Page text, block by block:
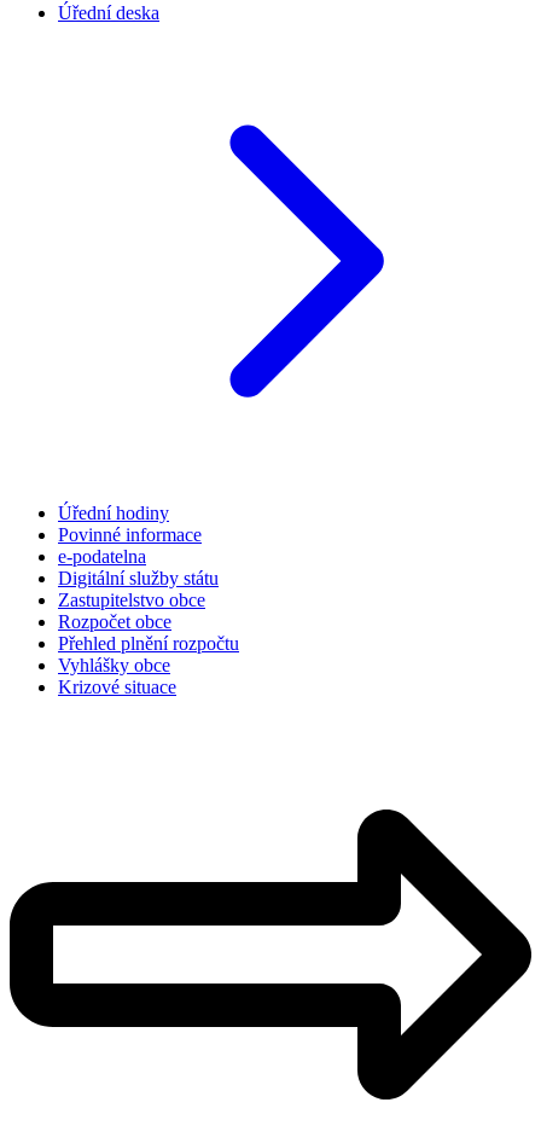
Úřední deska
Úřední hodiny
Povinné informace
e-podatelna
Digitální služby státu
Zastupitelstvo obce
Rozpočet obce
Přehled plnění rozpočtu
Vyhlášky obce
Krizové situace